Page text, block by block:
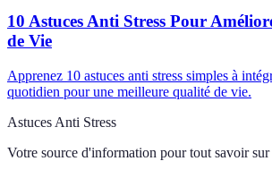
10 Astuces Anti Stress Pour
de Vie
Apprenez 10 astuces anti stress simples à
quotidien pour une meilleure qualité de vie.
Astuces Anti Stress
Votre source d'information pour tout savoir sur